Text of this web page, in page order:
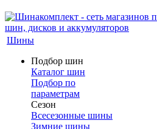
Шины
Подбор шин
Каталог шин
Подбор по
параметрам
Сезон
Всесезонные шины
Зимние шины